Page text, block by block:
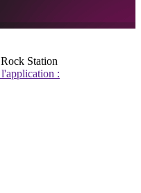
Station
: